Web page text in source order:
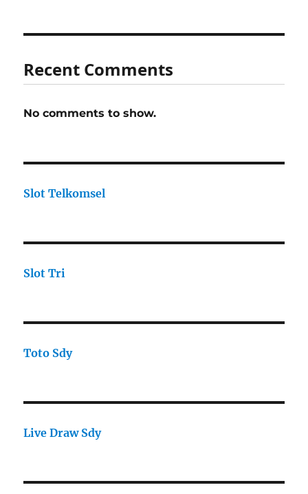
Recent Comments
No comments to show.
Slot Telkomsel
Slot Tri
Toto Sdy
Live Draw Sdy